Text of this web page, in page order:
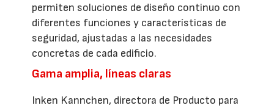
permiten soluciones de diseño continuo con
diferentes funciones y características de
seguridad, ajustadas a las necesidades
concretas de cada edificio.
Gama amplia, líneas claras
Inken Kannchen, directora de Producto para